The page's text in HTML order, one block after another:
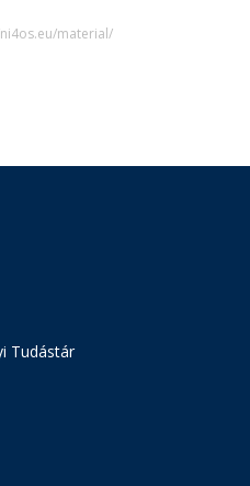
material/
Tudástár